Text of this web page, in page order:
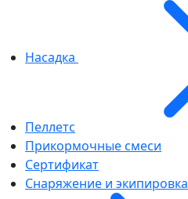
Насадка
Пеллетс
Прикормочные смеси
Сертификат
Снаряжение и экипировка